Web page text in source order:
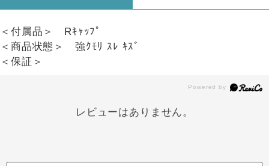
＜付属品＞ Rｷｬｯﾌﾟ
＜商品状態＞ 強ｸﾓﾘ ｽﾚ ｷｽﾞ
＜保証＞
レビューはありません。